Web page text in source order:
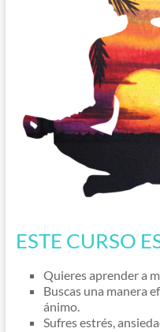
ESTE CURSO
Quieres aprender a
Buscas una manera
ánimo.
Sufres estrés,